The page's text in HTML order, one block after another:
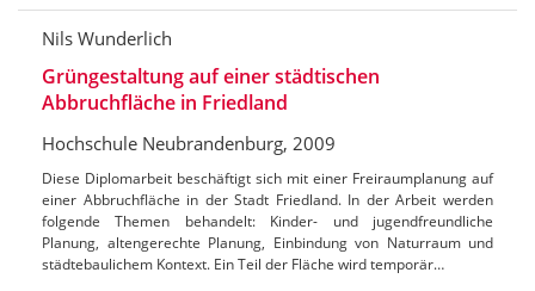
Nils Wunderlich
Grüngestaltung auf einer städtischen
Abbruchfläche in Friedland
Hochschule Neubrandenburg, 2009
Diese Diplomarbeit beschäftigt sich mit einer Freiraumplanung auf
einer Abbruchfläche in der Stadt Friedland. In der Arbeit werden
folgende Themen behandelt: Kinder- und jugendfreundliche
Planung, altengerechte Planung, Einbindung von Naturraum und
städtebaulichem Kontext. Ein Teil der Fläche wird temporär…